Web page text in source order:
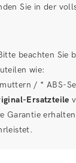
Sie in der
beachten Sie
wie:
/ * ABS-
Ersatzteile
Garantie